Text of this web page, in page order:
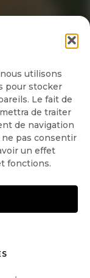
utilisons
pour stocker
Le fait de
de traiter
de navigation
ne pas consentir
un effet
fonctions.
de confidentialité